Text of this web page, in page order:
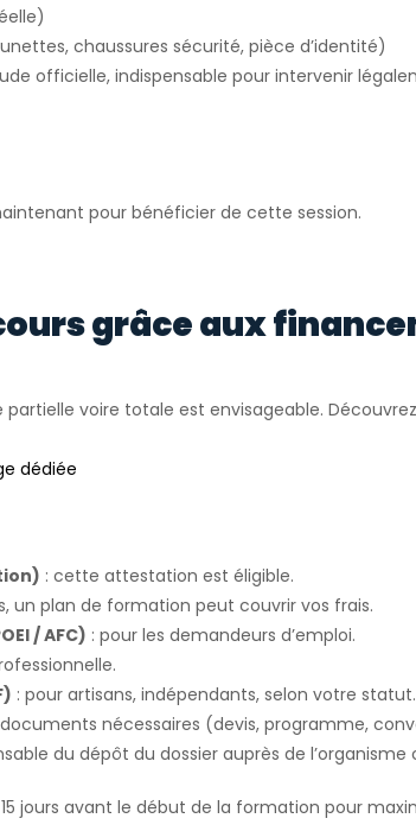
chaussures sécurité, pièce d’identité)
officielle, indispensable pour intervenir
pour bénéficier de cette session.
grâce aux
voire totale est envisageable.
dédiée
: cette attestation est éligible.
un plan de formation peut couvrir vos frais.
/ AFC) : pour les demandeurs d’emploi.
: pour artisans, indépendants, selon votre statut.
nécessaires (devis, programme,
du dépôt du dossier auprès de l’organisme
jours avant le début de la formation pour